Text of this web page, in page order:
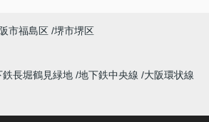
市福島区 堺市堺区
鉄長堀鶴見緑地 地下鉄中央線 大阪環状線